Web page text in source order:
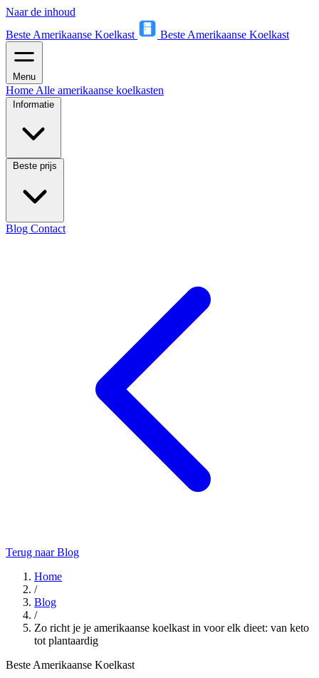
Naar de inhoud
Beste Amerikaanse Koelkast
Beste Amerikaanse Koelkast
Menu
Home Alle amerikaanse koelkasten
Informatie
Beste prijs
Blog Contact
Terug naar Blog
Home
/
Blog
/
Zo richt je je amerikaanse koelkast in voor elk dieet: van keto
tot plantaardig
Beste Amerikaanse Koelkast